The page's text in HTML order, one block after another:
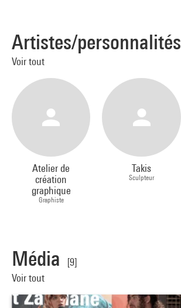
Artistes/personnalités
Voir tout
Atelier de
création
graphique
Graphiste
Takis
Sculpteur
Média
[9]
Voir tout